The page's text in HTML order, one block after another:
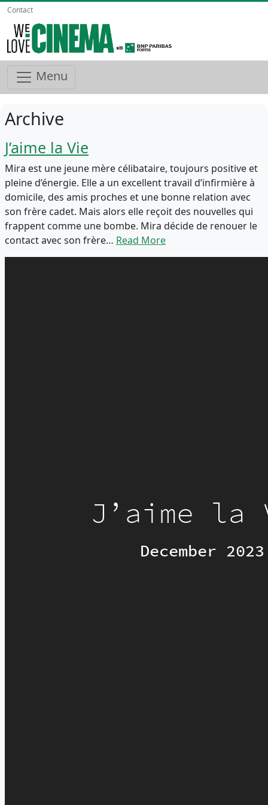
Contact
Menu
Archive
J’aime la Vie
Mira est une jeune mère célibataire, toujours positive et
pleine d’énergie. Elle a un excellent travail d’infirmière à
domicile, des amis proches et une bonne relation avec
son frère cadet. Mais alors elle reçoit des nouvelles qui
frappent comme une bombe. Mira décide de renouer le
contact avec son frère… Read More